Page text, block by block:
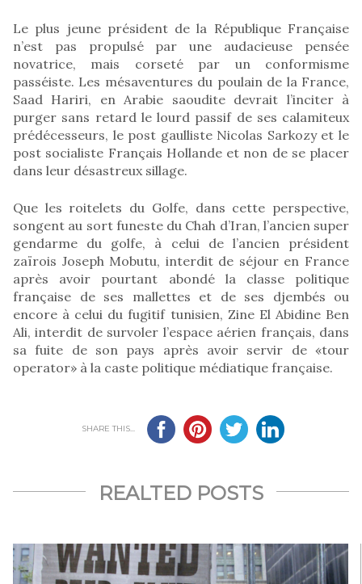
Le plus jeune président de la République Française
n’est pas propulsé par une audacieuse pensée
novatrice, mais corseté par un conformisme
passéiste. Les mésaventures du poulain de la France,
Saad Hariri, en Arabie saoudite devrait l’inciter à
purger sans retard le lourd passif de ses calamiteux
prédécesseurs, le post gaulliste Nicolas Sarkozy et le
post socialiste Français Hollande et non de se placer
dans leur désastreux sillage.
Que les roitelets du Golfe, dans cette perspective,
songent au sort funeste du Chah d’Iran, l’ancien super
gendarme du golfe, à celui de l’ancien président
zaïrois Joseph Mobutu, interdit de séjour en France
après avoir pourtant abondé la classe politique
française de ses mallettes et de ses djembés ou
encore à celui du fugitif tunisien, Zine El Abidine Ben
Ali, interdit de survoler l’espace aérien français, dans
sa fuite de son pays après avoir servir de «tour
operator» à la caste politique médiatique française.
SHARE THIS...
REALTED POSTS